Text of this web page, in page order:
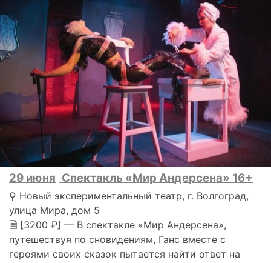
29 июня Спектакль «Мир Андерсена» 16+
⚲ Новый экспериментальный театр, г. Волгоград,
улица Мира, дом 5
🗎 [3200 ₽] — В спектакле «Мир Андерсена»,
путешествуя по сновидениям, Ганс вместе с
героями своих сказок пытается найти ответ на